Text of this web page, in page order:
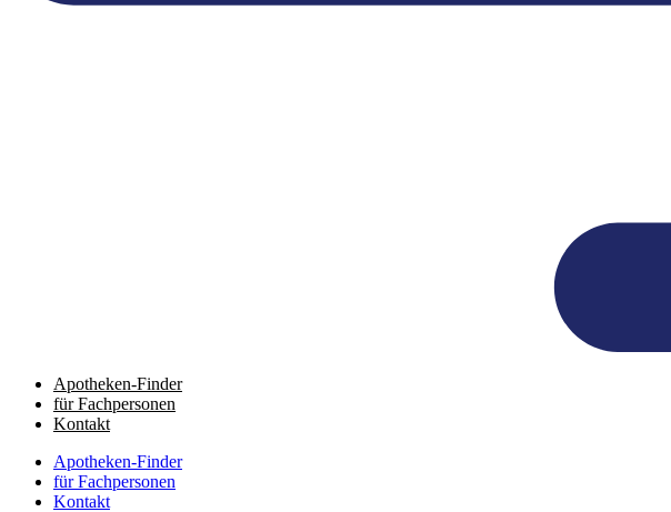
Apotheken-Finder
für Fachpersonen
Kontakt
Apotheken-Finder
für Fachpersonen
Kontakt